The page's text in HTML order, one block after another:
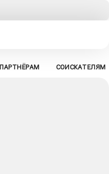
ПАРТНЁРАМ СОИСКАТЕЛЯМ